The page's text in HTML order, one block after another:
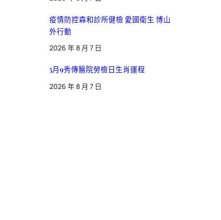
疫情防控森和診所健檢 愛國衛生 博山
外行動
2026 年 8 月 7 日
5月9秀傳醫院勞檢日生肖運程
2026 年 8 月 7 日